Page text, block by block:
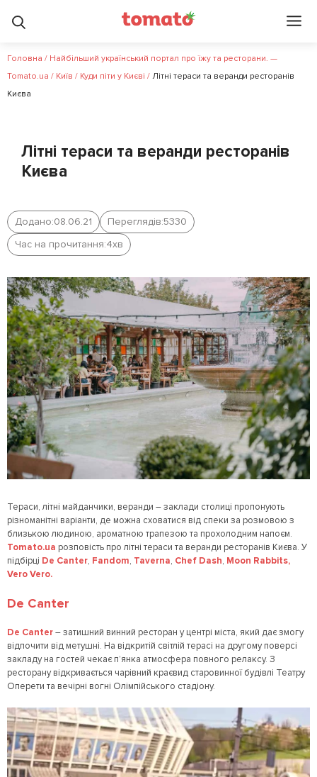
Головна / Найбільший український портал про їжу та ресторани. —
Tomato.ua / Київ / Куди піти у Києві / Літні тераси та веранди ресторанів
Києва
Літні тераси та веранди ресторанів
Києва
Додано:08.06.21 Переглядів:5330
Час на прочитання:4хв
Тераси, літні майданчики, веранди – заклади столиці пропонують
різноманітні варіанти, де можна сховатися від спеки за розмовою з
близькою людиною, ароматною трапезою та прохолодним напоєм.
Tomato.ua розповість про літні тераси та веранди ресторанів Києва. У
підбірці De Canter, Fandom, Taverna, Chef Dash, Moon Rabbits,
Vero Vero.
De Canter
De Canter– затишний винний ресторан у центрі міста, який дає змогу
відпочити від метушні. На відкритій світлій терасі на другому поверсі
закладу на гостей чекає п’янка атмосфера повного релаксу. З
ресторану відкривається чарівний краєвид старовинної будівлі Театру
Оперети та вечірні вогні Олімпійського стадіону.